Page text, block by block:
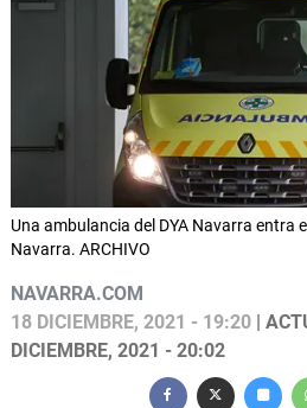
Una ambulancia del DYA Navarra entra
Navarra. ARCHIVO
NAVARRA.COM
18 DICIEMBRE, 2021 - 19:20 |
DICIEMBRE, 2021 - 20:02